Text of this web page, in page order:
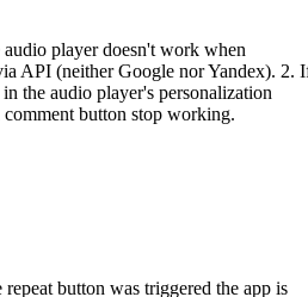
player doesn't work when
API (neither Google nor Yandex). 2.
the audio player's personalization
button stop working.
button was triggered the app is
love it